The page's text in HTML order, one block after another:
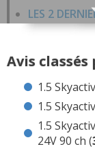
LES 2
49 avis 2 1.5
12 avis 2
3 avis 2 1.5
Avis de
Avis
1.5
1.5
1.5
24V 90 ch (